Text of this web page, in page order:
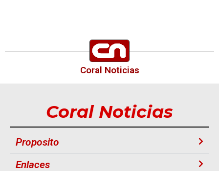
Coral Noticias
Coral Noticias
Proposito
Enlaces